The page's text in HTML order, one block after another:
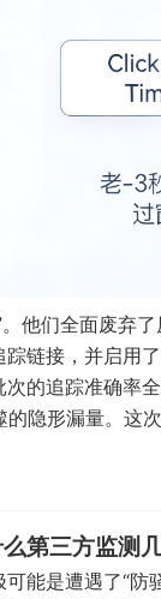
他们全面废弃
链接，并启用
的追踪准确率
隐形漏量。这
第三方监测
能是遭遇了“